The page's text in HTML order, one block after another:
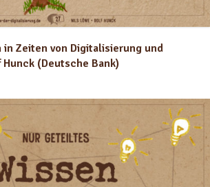
in Zeiten von Digitalisierung und
(Deutsche Bank)